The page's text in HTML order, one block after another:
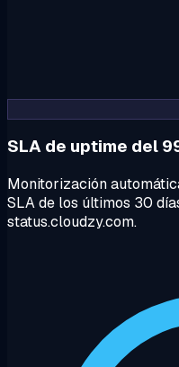
SLA de uptime del
Monitorización
SLA de los últimos 30
status.cloudzy.com.